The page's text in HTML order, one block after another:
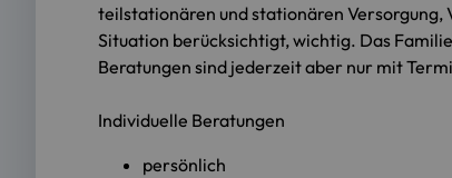
teilstationären und stationären Versorgung,
Situation berücksichtigt, wichtig. Das
Beratungen sind jederzeit aber nur mit
Individuelle Beratungen
persönlich